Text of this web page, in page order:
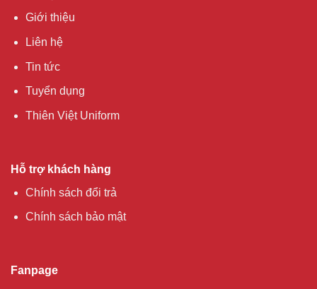
Giới thiệu
Liên hệ
Tin tức
Tuyển dụng
Thiên Việt Uniform
Hỗ trợ khách hàng
Chính sách đổi trả
Chính sách bảo mật
Fanpage